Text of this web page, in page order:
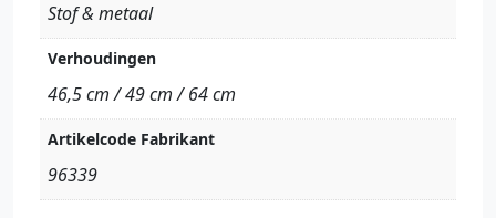
Stof & metaal
Verhoudingen
46,5 cm / 49 cm / 64 cm
Artikelcode Fabrikant
96339